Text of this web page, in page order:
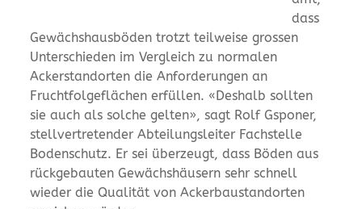
dass
Gewächshausböden trotzt teilweise grossen
Unterschieden im Vergleich zu normalen
Ackerstandorten die Anforderungen an
Fruchtfolgeflächen erfüllen. «Deshalb sollten
sie auch als solche gelten», sagt Rolf Gsponer,
stellvertretender Abteilungsleiter Fachstelle
Bodenschutz. Er sei überzeugt, dass Böden aus
rückgebauten Gewächshäusern sehr schnell
wieder die Qualität von Ackerbaustandorten